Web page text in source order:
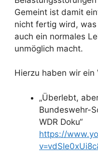
Gemeint ist damit
nicht fertig wird,
auch ein normales
unmöglich macht.
Hierzu haben wir
„Überlebt,
Bundeswehr-
WDR Doku“
https://